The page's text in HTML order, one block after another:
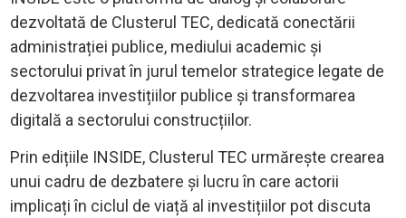
dezvoltată de Clusterul TEC, dedicată conectării
administrației publice, mediului academic și
sectorului privat în jurul temelor strategice legate de
dezvoltarea investițiilor publice și transformarea
digitală a sectorului construcțiilor.
Prin edițiile INSIDE, Clusterul TEC urmărește crearea
unui cadru de dezbatere și lucru în care actorii
implicați în ciclul de viață al investițiilor pot discuta